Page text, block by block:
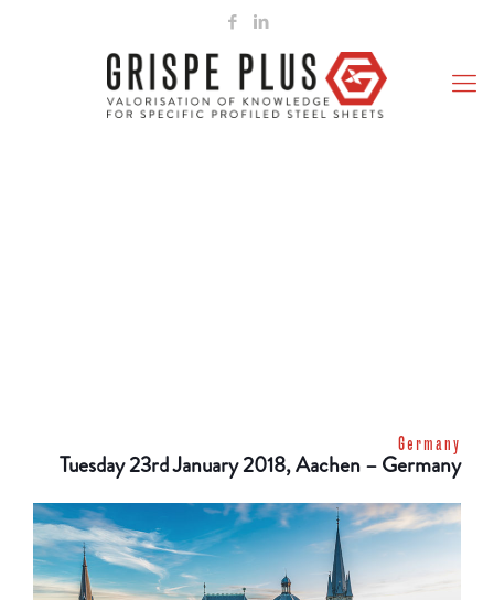
Germany
Tuesday 23rd January 2018, Aachen – Germany